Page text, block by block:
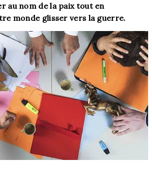
au nom de la paix tout en
monde glisser vers la guerre.